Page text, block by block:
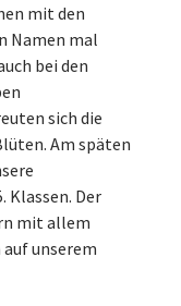
mit den
Namen mal
bei den
sich die
Am späten
Klassen. Der
mit allem
unserem